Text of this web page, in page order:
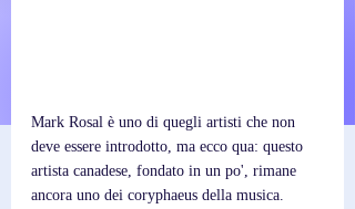
Mark Rosal è uno di quegli artisti che non
deve essere introdotto, ma ecco qua: questo
artista canadese, fondato in un po', rimane
ancora uno dei coryphaeus della musica.